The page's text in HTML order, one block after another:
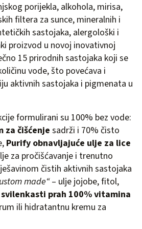
porijekla, alkohola, mirisa,
filtera za sunce, mineralnih i
sastojaka, alergološki i
proizvod u novoj inovativnoj
15 prirodnih sastojaka koji se
vode, što povećava i
aktivnih sastojaka i pigmenata u
formulirani su 100% bez vode:
za čišćenje sadrži i 70% čisto
Purify obnavljajuće ulje za lice
za pročišćavanje i trenutno
čistih aktivnih sastojaka
made“– ulje jojobe, fitol,
svilenkasti prah 100% vitamina
ili hidratantnu kremu za